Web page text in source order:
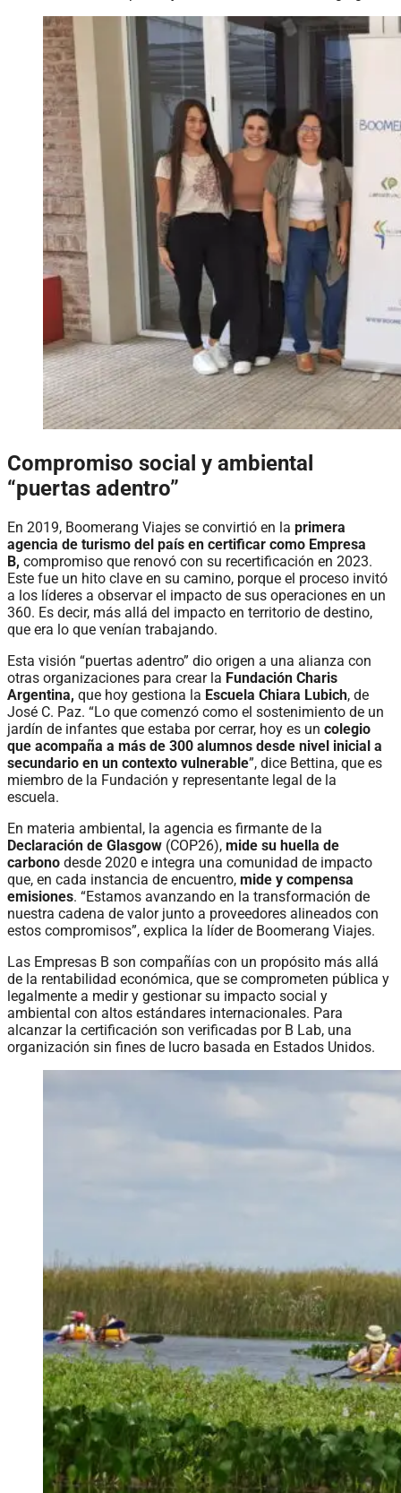
Compromiso social y ambiental
“puertas adentro”
En 2019, Boomerang Viajes se convirtió en la primera
agencia de turismo del país en certificar como Empresa
B, compromiso que renovó con su recertificación en 2023.
Este fue un hito clave en su camino, porque el proceso invitó
a los líderes a observar el impacto de sus operaciones en un
360. Es decir, más allá del impacto en territorio de destino,
que era lo que venían trabajando.
Esta visión “puertas adentro” dio origen a una alianza con
otras organizaciones para crear la Fundación Charis
Argentina, que hoy gestiona la Escuela Chiara Lubich, de
José C. Paz. “Lo que comenzó como el sostenimiento de un
jardín de infantes que estaba por cerrar, hoy es un colegio
que acompaña a más de 300 alumnos desde nivel inicial a
secundario en un contexto vulnerable”, dice Bettina, que es
miembro de la Fundación y representante legal de la
escuela.
En materia ambiental, la agencia es firmante de la
Declaración de Glasgow (COP26), mide su huella de
carbono desde 2020 e integra una comunidad de impacto
que, en cada instancia de encuentro, mide y compensa
emisiones. “Estamos avanzando en la transformación de
nuestra cadena de valor junto a proveedores alineados con
estos compromisos”, explica la líder de Boomerang Viajes.
Las Empresas B son compañías con un propósito más allá
de la rentabilidad económica, que se comprometen pública y
legalmente a medir y gestionar su impacto social y
ambiental con altos estándares internacionales. Para
alcanzar la certificación son verificadas por B Lab, una
organización sin fines de lucro basada en Estados Unidos.